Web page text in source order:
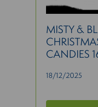
MISTY &
CANDIES
18/12/2025